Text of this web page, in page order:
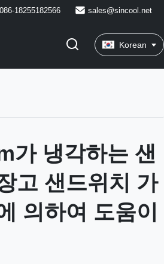
18255182566 sales@sincool.net
Korean
가 냉각하는 샌
고 샌드위치 가
의하여 도움이